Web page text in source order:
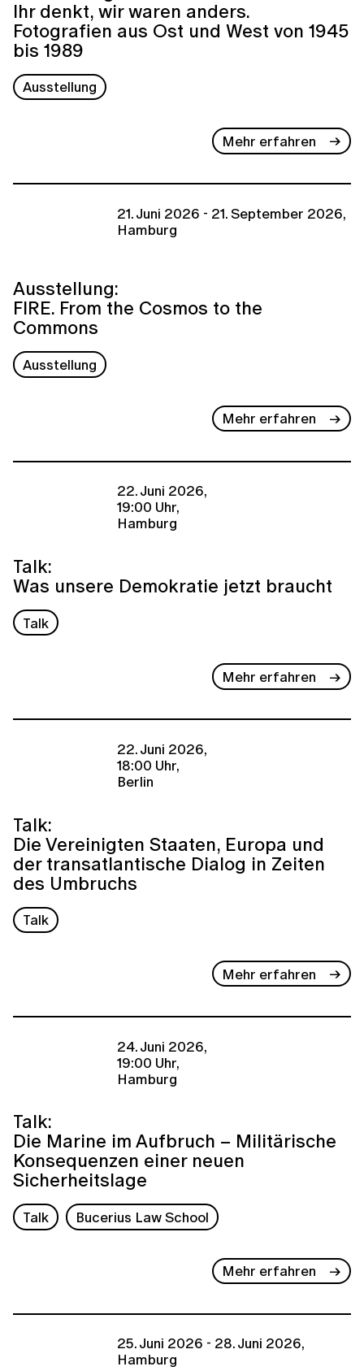
Ihr denkt, wir waren anders.
Fotografien aus Ost und West von 1945
bis 1989
Ausstellung
Mehr erfahren
21. Juni 2026 - 21. September 2026,
Hamburg
Ausstellung:
FIRE. From the Cosmos to the
Commons
Ausstellung
Mehr erfahren
22. Juni 2026,
19:00 Uhr,
Hamburg
Talk:
Was unsere Demokratie jetzt braucht
Talk
Mehr erfahren
22. Juni 2026,
18:00 Uhr,
Berlin
Talk:
Die Vereinigten Staaten, Europa und
der transatlantische Dialog in Zeiten
des Umbruchs
Talk
Mehr erfahren
24. Juni 2026,
19:00 Uhr,
Hamburg
Talk:
Die Marine im Aufbruch – Militärische
Konsequenzen einer neuen
Sicherheitslage
Talk Bucerius Law School
Mehr erfahren
25. Juni 2026 - 28. Juni 2026,
Hamburg